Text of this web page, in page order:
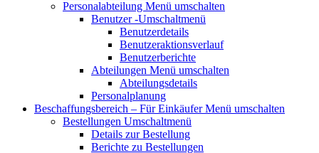
Personalabteilung Menü umschalten
Benutzer-Umschaltmenü
Benutzerdetails
Benutzeraktionsverlauf
Benutzerberichte
Abteilungen Menü umschalten
Abteilungsdetails
Personalplanung
Beschaffungsbereich – Für EinkäuferMenü umschalten
Bestellungen Umschaltmenü
Details zur Bestellung
Berichte zu Bestellungen